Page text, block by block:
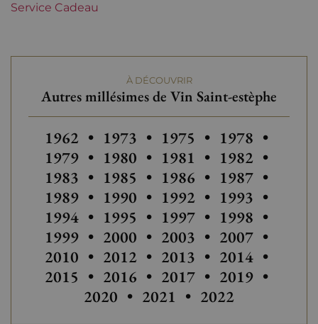
Service Cadeau
À DÉCOUVRIR
Autres millésimes de Vin Saint-estèphe
Autres millésimes de Vin Saint-estèphe
1962 • 1973 • Autres millésimes de
1975 • Autres
1978 •
1979 • Autres millésimes de Vin Saint-
1980 • Autres millésimes de
1981 • 1982 •
1983 • Autres millésimes de Vin Saint-
1985 • 1986 • 1987 •
1989 • 1990 • Autres millésimes de
1992 • 1993 •
1994 • Autres millésimes de Vin Saint-
1995 • Autres millésimes de
1997 • Autres
1998 •
1999 • Autres millésimes de Vin Saint-
2000 • Autres millésimes de
2003 • Autres
2007 •
2010 • Autres millésimes de Vin Saint-
2012 • Autres millésimes de
2013 • 2014 •
2015 • 2016 • 2017 • 2019 •
2020 • 2021 • Autres
2022